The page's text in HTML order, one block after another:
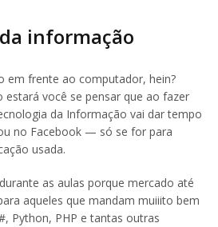
informação
em frente ao computador, hein?
estará você se pensar que ao fazer
da Informação vai dar tempo
no Facebook — só se for para
usada.
as aulas porque mercado até
aqueles que mandam muiiito bem
Python, PHP e tantas outras